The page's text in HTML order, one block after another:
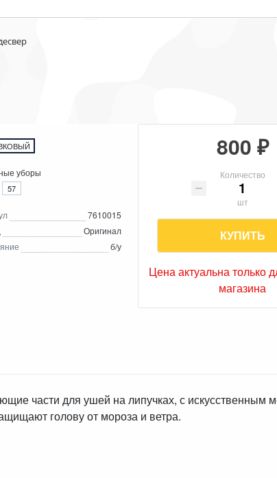
уборы
57
7610015
Оригинал
б/у
800 ₽
Количество
шт
КУПИТЬ
Цена актуальна только
магазина
части для ушей на липучках, с искусственным
голову от мороза и ветра.